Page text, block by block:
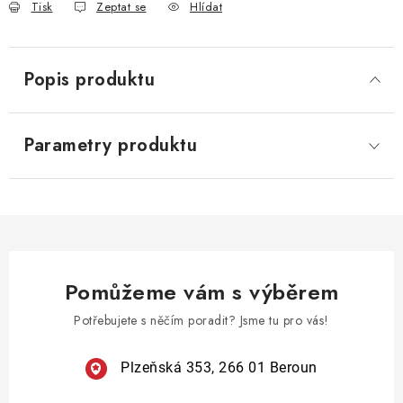
Tisk Zeptat se Hlídat
Popis produktu
Parametry produktu
Pomůžeme vám s výběrem
Potřebujete s něčím poradit? Jsme tu pro vás!
Plzeňská 353, 266 01 Beroun